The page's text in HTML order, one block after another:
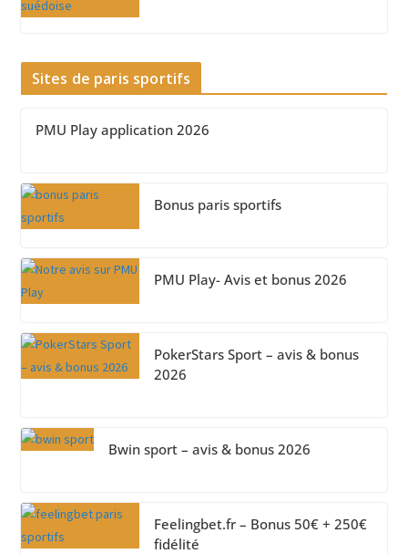
Sites de paris sportifs
PMU Play application 2026
Bonus paris sportifs
PMU Play- Avis et bonus 2026
PokerStars Sport – avis & bonus
2026
Bwin sport – avis & bonus 2026
Feelingbet.fr – Bonus 50€ + 250€
fidélité